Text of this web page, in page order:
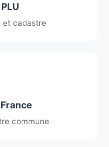
et cadastre
commune